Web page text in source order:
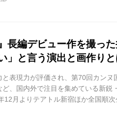
長編デビュー作を撮っ
」と言う演出と画作りと
表現力が評価され、第70回カンヌ
、国内外で注目を集めている新鋭
12月よりテアトル新宿ほか全国順